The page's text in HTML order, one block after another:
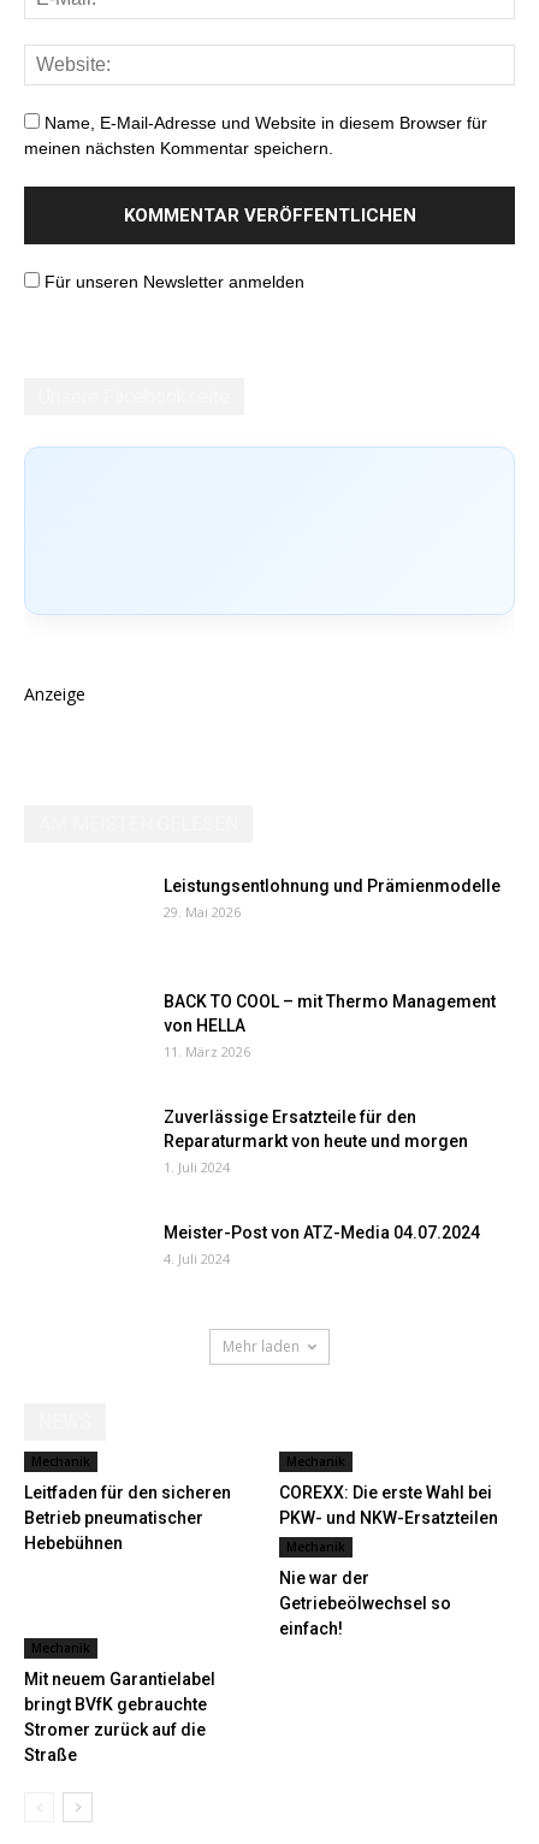
Name, E-Mail-Adresse und Website in diesem Browser für
meinen nächsten Kommentar speichern.
Für unseren Newsletter anmelden
Anzeige
Leistungsentlohnung und Prämienmodelle
29. Mai 2026
BACK TO COOL – mit Thermo Management
von HELLA
11. März 2026
Zuverlässige Ersatzteile für den
Reparaturmarkt von heute und morgen
1. Juli 2024
Meister-Post von ATZ-Media 04.07.2024
4. Juli 2024
Mehr laden
Mechanik
Leitfaden für den sicheren
Betrieb pneumatischer
Hebebühnen
Mechanik
COREXX: Die erste Wahl bei
PKW- und NKW-Ersatzteilen
Mechanik
Mit neuem Garantielabel
bringt BVfK gebrauchte
Stromer zurück auf die
Straße
Mechanik
Nie war der
Getriebeölwechsel so
einfach!